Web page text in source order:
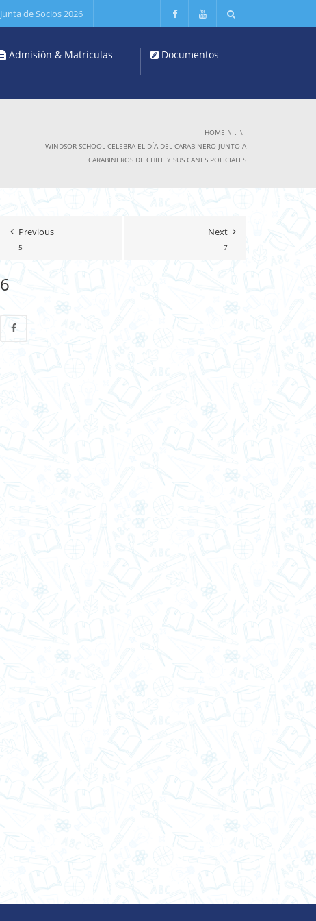
Junta de Socios 2026
Admisión & Matrículas Documentos
HOME
.
WINDSOR SCHOOL CELEBRA EL DÍA DEL CARABINERO JUNTO A
CARABINEROS DE CHILE Y SUS CANES POLICIALES
Previous
5
Next
7
6